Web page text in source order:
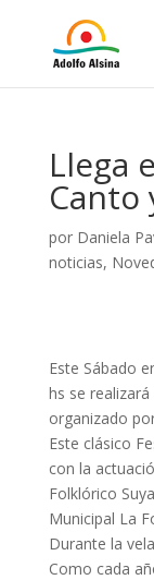
Llega
Canto
por Daniela
noticias,
Este Sábado
hs se
organizado
Este clásico
con la
Folklórico
Municipal La
Durante la
Como cada